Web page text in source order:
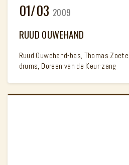
01/03 2009
RUUD OUWEHAND
Ruud Ouwehand-bas, Thomas
drums, Doreen van de Keur-zang